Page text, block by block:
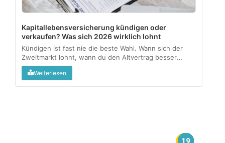
Kapitallebensversicherung kündigen oder
verkaufen? Was sich 2026 wirklich lohnt
Kündigen ist fast nie die beste Wahl. Wann sich der
Zweitmarkt lohnt, wann du den Altvertrag besser
behältst, und wo die Steuerfalle lauert....
Weiterlesen